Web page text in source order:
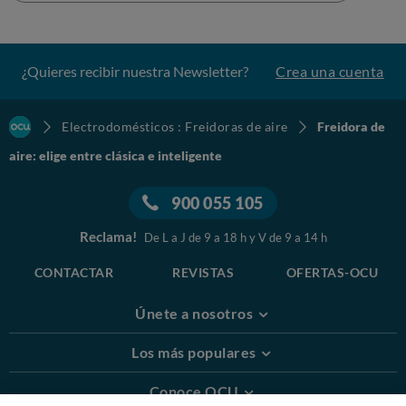
¿Quieres recibir nuestra Newsletter? Crea una cuenta
Electrodomésticos : Freidoras de aire
Freidora de
aire: elige entre clásica e inteligente
900 055 105
Reclama! De L a J de 9 a 18 h y V de 9 a 14 h
CONTACTAR REVISTAS OFERTAS-OCU
Únete a nosotros
Los más populares
Conoce OCU